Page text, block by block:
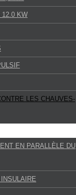
12.0 KW
LES CHAUVES-
EN PARALLÈLE DU